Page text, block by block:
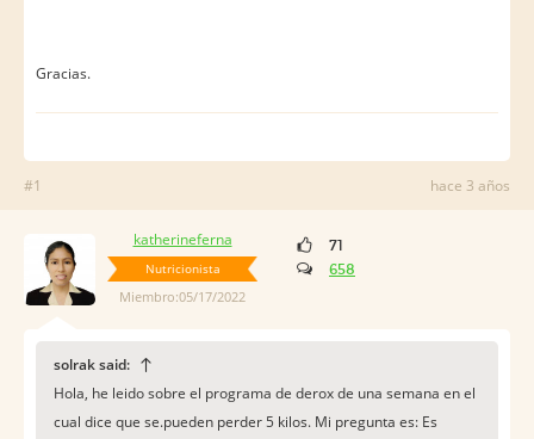
Gracias.
#1 hace 3 años
katherineferna
Nutricionista
Miembro:05/17/2022
71
658
solrak said:
Hola, he leido sobre el programa de derox de una semana en el
cual dice que se.pueden perder 5 kilos. Mi pregunta es: Es